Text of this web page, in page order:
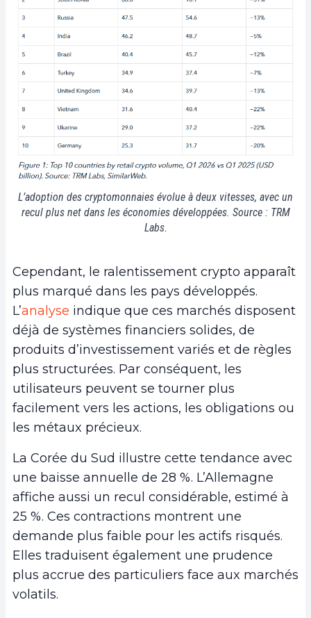
L’adoption des cryptomonnaies évolue à deux vitesses, avec un
recul plus net dans les économies développées. Source : TRM
Labs.
Cependant, le ralentissement crypto apparaît
plus marqué dans les pays développés.
L’analyse indique que ces marchés disposent
déjà de systèmes financiers solides, de
produits d’investissement variés et de règles
plus structurées. Par conséquent, les
utilisateurs peuvent se tourner plus
facilement vers les actions, les obligations ou
les métaux précieux.
La Corée du Sud illustre cette tendance avec
une baisse annuelle de 28 %. L’Allemagne
affiche aussi un recul considérable, estimé à
25 %. Ces contractions montrent une
demande plus faible pour les actifs risqués.
Elles traduisent également une prudence
plus accrue des particuliers face aux marchés
volatils.